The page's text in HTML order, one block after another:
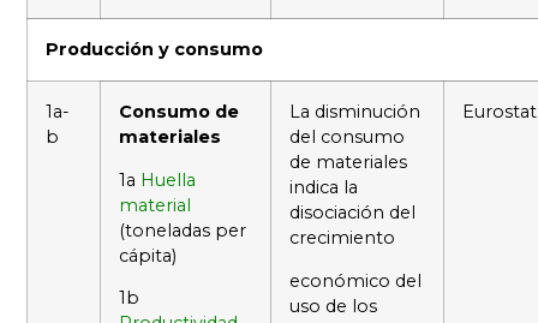
Producción y consumo
1a-
b
Consumo de
materiales
1a Huella
material
(toneladas per
cápita)
1b
La disminución
del consumo
de materiales
indica la
disociación del
crecimiento
económico del
uso de los
Eurostat